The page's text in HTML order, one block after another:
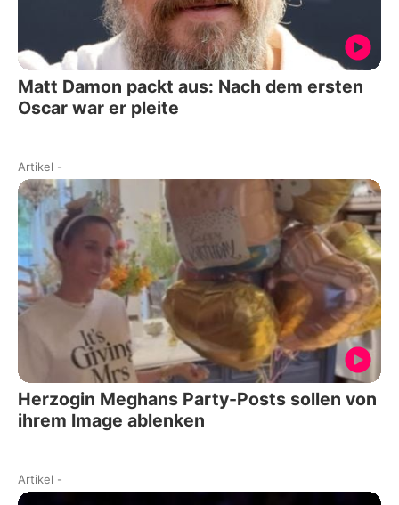
Matt Damon packt aus: Nach dem ersten
Oscar war er pleite
Artikel -
Herzogin Meghans Party-Posts sollen von
ihrem Image ablenken
Artikel -